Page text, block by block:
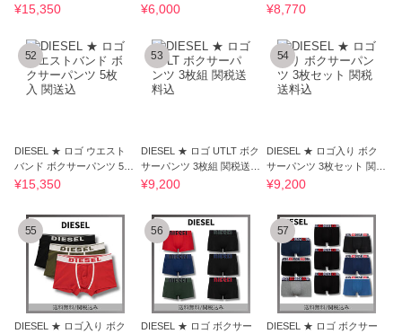
入 関送込
¥15,350 ¥6,000 ¥8,770
52
DIESEL ★ ロゴ ウエスト
バンド ボクサーパンツ 5枚
入 関送込
¥15,350
53
DIESEL ★ ロゴ UTLT ボク
サーパンツ 3枚組 関税送料
込
¥9,200
54
DIESEL ★ ロゴ入り ボク
サーパンツ 3枚セット 関税
送料込
¥9,200
55
DIESEL ★ ロゴ入り ボク
56
DIESEL ★ ロゴ ボクサー
57
DIESEL ★ ロゴ ボクサー